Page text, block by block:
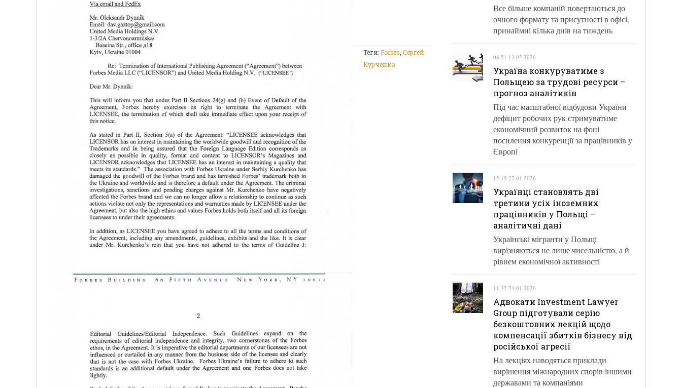
Теги:Forbes Сергей
Курченко
Все більше компаній повертаються до
очного формату та присутності в офісі,
принаймні кілька днів на тиждень
08:51 13.02.2026
Україна конкуруватиме з
Польщею за трудові ресурси –
прогноз аналітиків
Під час масштабної відбудови України
дефіцит робочих рук стримуватиме
економічний розвиток на фоні
посилення конкуренції за працівників у
Європі
15:15 27.01.2026
Українці становлять дві
третини усіх іноземних
працівників у Польщі –
аналітичні дані
Українські мігранти у Польщі
вирізняються не лише чисельністю, а й
рівнем економічної активності
11:32 24.01.2026
Адвокати Investment Lawyer
Group підготували серію
безкоштовних лекцій щодо
компенсації збитків бізнесу від
російської агресії
На лекціях наводяться приклади
вирішення міжнародних спорів іншими
державами та компаніями